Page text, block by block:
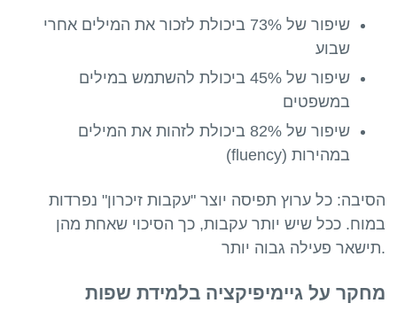
שיפור של 73% ביכולת לזכור את המילים אחרי
שבוע
שיפור של 45% ביכולת להשתמש במילים
במשפטים
שיפור של 82% ביכולת לזהות את המילים
במהירות (fluency)
הסיבה: כל ערוץ תפיסה יוצר "עקבות זיכרון" נפרדות
במוח. ככל שיש יותר עקבות, כך הסיכוי שאחת מהן
מחקר על גיימיפיקציה בלמידת שפות